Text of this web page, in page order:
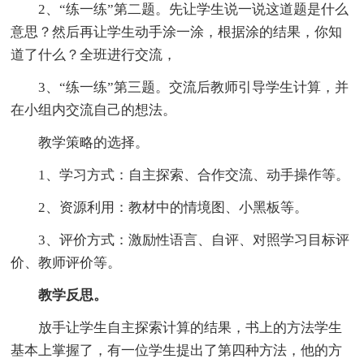
2、“练一练”第二题。先让学生说一说这道题是什么
意思？然后再让学生动手涂一涂，根据涂的结果，你知
道了什么？全班进行交流，
3、“练一练”第三题。交流后教师引导学生计算，并
在小组内交流自己的想法。
教学策略的选择。
1、学习方式：自主探索、合作交流、动手操作等。
2、资源利用：教材中的情境图、小黑板等。
3、评价方式：激励性语言、自评、对照学习目标评
价、教师评价等。
教学反思。
放手让学生自主探索计算的结果，书上的方法学生
基本上掌握了，有一位学生提出了第四种方法，他的方